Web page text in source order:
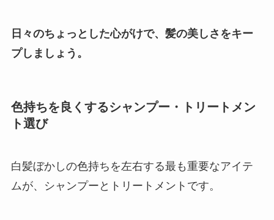
日々のちょっとした心がけで、髪の美しさをキー
プしましょう。
色持ちを良くするシャンプー・トリートメン
ト選び
白髪ぼかしの色持ちを左右する最も重要なアイテ
ムが、シャンプーとトリートメントです。